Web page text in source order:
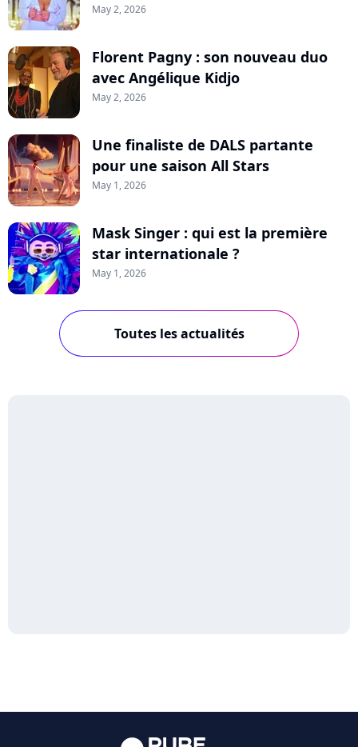
May 2, 2026
Florent Pagny : son nouveau duo
avec Angélique Kidjo
May 2, 2026
Une finaliste de DALS partante
pour une saison All Stars
May 1, 2026
Mask Singer : qui est la première
star internationale ?
May 1, 2026
Toutes les actualités